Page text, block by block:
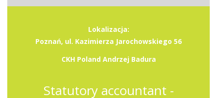
Lokalizacja:
Poznań, ul. Kazimierza Jarochowskiego 56
CKH Poland Andrzej Badura
Statutory accountant -